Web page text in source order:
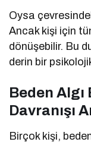
Oysa
Ancak kişi için
dönüşebilir. Bu
derin bir psikolojik
Beden
Davranışı
Birçok kişi,